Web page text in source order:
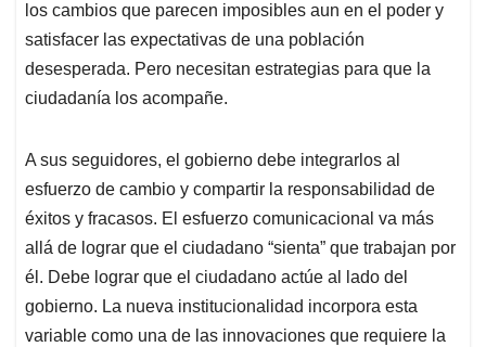
los cambios que parecen imposibles aun en el poder y
satisfacer las expectativas de una población
desesperada. Pero necesitan estrategias para que la
ciudadanía los acompañe.
A sus seguidores, el gobierno debe integrarlos al
esfuerzo de cambio y compartir la responsabilidad de
éxitos y fracasos. El esfuerzo comunicacional va más
allá de lograr que el ciudadano “sienta” que trabajan por
él. Debe lograr que el ciudadano actúe al lado del
gobierno. La nueva institucionalidad incorpora esta
variable como una de las innovaciones que requiere la